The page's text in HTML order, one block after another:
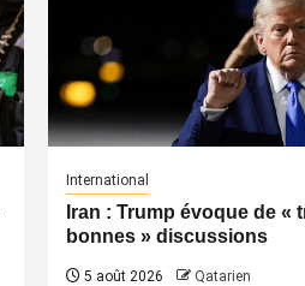
International
Iran : Trump évoque de «
bonnes » discussions
5 août 2026 Qatarien